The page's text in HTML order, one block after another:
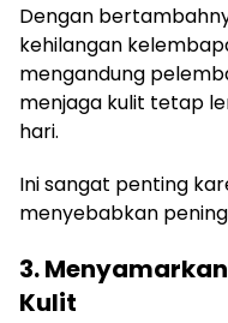
Dengan
kehilangan
mengandung
menjaga kulit tetap
hari.
Ini sangat penting
menyebabkan
3.
Kulit